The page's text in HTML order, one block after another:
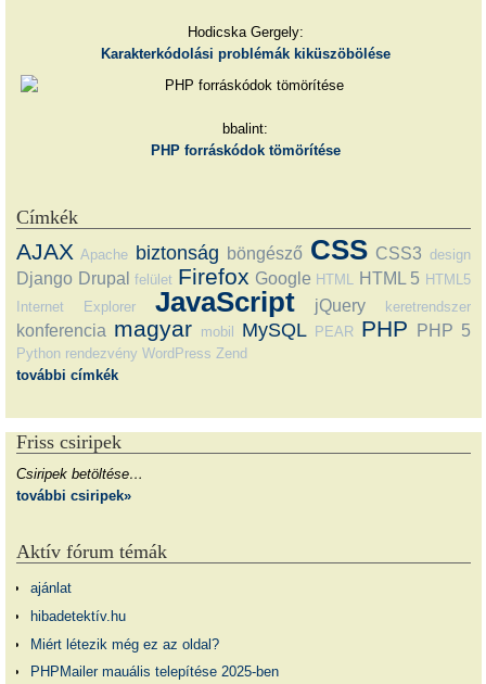
Hodicska Gergely:
Karakterkódolási problémák kiküszöbölése
bbalint:
PHP forráskódok tömörítése
Címkék
AJAX Apache biztonság böngésző CSS CSS3 design
Django Drupal felület Firefox Google HTML HTML 5 HTML5
Internet Explorer
JavaScript jQuery keretrendszer
konferencia magyar mobil MySQL PEAR PHP PHP 5
Python rendezvény WordPress Zend
további címkék
Friss csiripek
Csiripek betöltése…
további csiripek»
Aktív fórum témák
ajánlat
hibadetektív.hu
Miért létezik még ez az oldal?
PHPMailer mauális telepítése 2025-ben